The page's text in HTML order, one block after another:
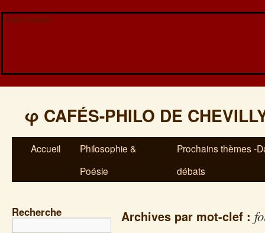
Veuillez patienter...
φ CAFÉS-PHILO DE
Accueil
Philosophie &
Poésie
Prochains thèmes -
débats
Recherche Archives par mot-clef :